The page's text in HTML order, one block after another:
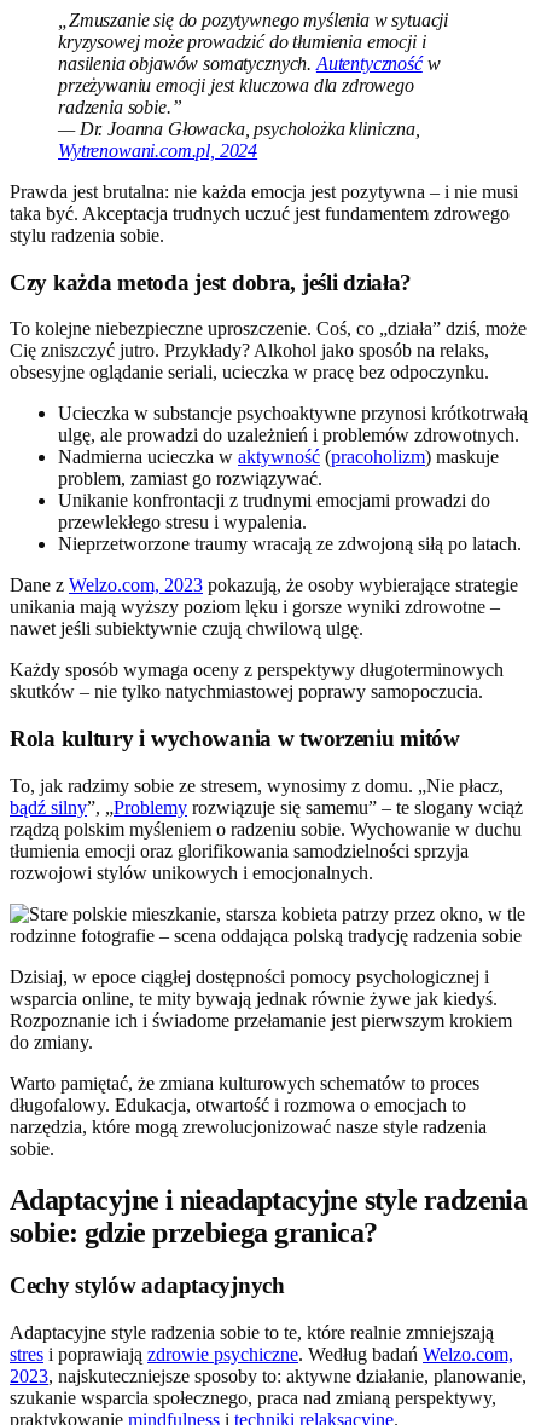
„Zmuszanie się do pozytywnego myślenia w sytuacji
kryzysowej może prowadzić do tłumienia emocji i
nasilenia objawów somatycznych. Autentycznośćw
przeżywaniu emocji jest kluczowa dla zdrowego
radzenia sobie.”
— Dr. Joanna Głowacka, psycholożka kliniczna,
Wytrenowani.com.pl, 2024
Prawda jest brutalna: nie każda emocja jest pozytywna – i nie musi
taka być. Akceptacja trudnych uczuć jest fundamentem zdrowego
stylu radzenia sobie.
Czy każda metoda jest dobra, jeśli działa?
To kolejne niebezpieczne uproszczenie. Coś, co „działa” dziś, może
Cię zniszczyć jutro. Przykłady? Alkohol jako sposób na relaks,
obsesyjne oglądanie seriali, ucieczka w pracę bez odpoczynku.
Ucieczka w substancje psychoaktywne przynosi krótkotrwałą
ulgę, ale prowadzi do uzależnień i problemów zdrowotnych.
Nadmierna ucieczka w aktywność (pracoholizm) maskuje
problem, zamiast go rozwiązywać.
Unikanie konfrontacji z trudnymi emocjami prowadzi do
przewlekłego stresu i wypalenia.
Nieprzetworzone traumy wracają ze zdwojoną siłą po latach.
Dane z Welzo.com, 2023 pokazują, że osoby wybierające strategie
unikania mają wyższy poziom lęku i gorsze wyniki zdrowotne –
nawet jeśli subiektywnie czują chwilową ulgę.
Każdy sposób wymaga oceny z perspektywy długoterminowych
skutków – nie tylko natychmiastowej poprawy samopoczucia.
Rola kultury i wychowania w tworzeniu mitów
To, jak radzimy sobie ze stresem, wynosimy z domu. „Nie płacz,
bądź silny”, „Problemy rozwiązuje się samemu” – te slogany wciąż
rządzą polskim myśleniem o radzeniu sobie. Wychowanie w duchu
tłumienia emocji oraz glorifikowania samodzielności sprzyja
rozwojowi stylów unikowych i emocjonalnych.
Dzisiaj, w epoce ciągłej dostępności pomocy psychologicznej i
wsparcia online, te mity bywają jednak równie żywe jak kiedyś.
Rozpoznanie ich i świadome przełamanie jest pierwszym krokiem
do zmiany.
Warto pamiętać, że zmiana kulturowych schematów to proces
długofalowy. Edukacja, otwartość i rozmowa o emocjach to
narzędzia, które mogą zrewolucjonizować nasze style radzenia
sobie.
Adaptacyjne i nieadaptacyjne style radzenia
sobie: gdzie przebiega granica?
Cechy stylów adaptacyjnych
Adaptacyjne style radzenia sobie to te, które realnie zmniejszają
stres i poprawiają zdrowie psychiczne. Według badań Welzo.com,
2023, najskuteczniejsze sposoby to: aktywne działanie, planowanie,
szukanie wsparcia społecznego, praca nad zmianą perspektywy,
praktykowanie mindfulness i techniki relaksacyjne.